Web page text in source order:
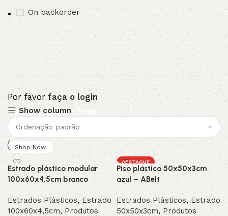
On backorder
Por favor faça o login
Upholstered chair
Discount 10%
Shop Now
Show column
Estrado plástico modular
100x60x4,5cm branco
Estrados Plásticos,Estrado
100x60x4,5cm, Produtos
DESTAQUE
Piso plástico 50x50x3cm
azul – ABelt
Estrados Plásticos, Estrado
50x50x3cm, Produtos